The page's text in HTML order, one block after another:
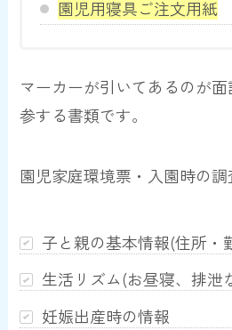
園児用寝具ご注文用紙
マーカーが引いてあるのが
参する書類です。
園児家庭環境票・入園時の調
子と親の基本情報(住所・
生活リズム(お昼寝、排泄
妊娠出産時の情報